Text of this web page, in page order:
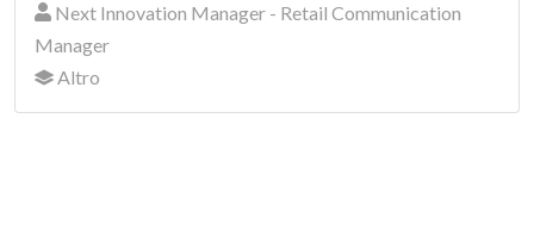
Next Innovation Manager - Retail Communication
Manager
Altro